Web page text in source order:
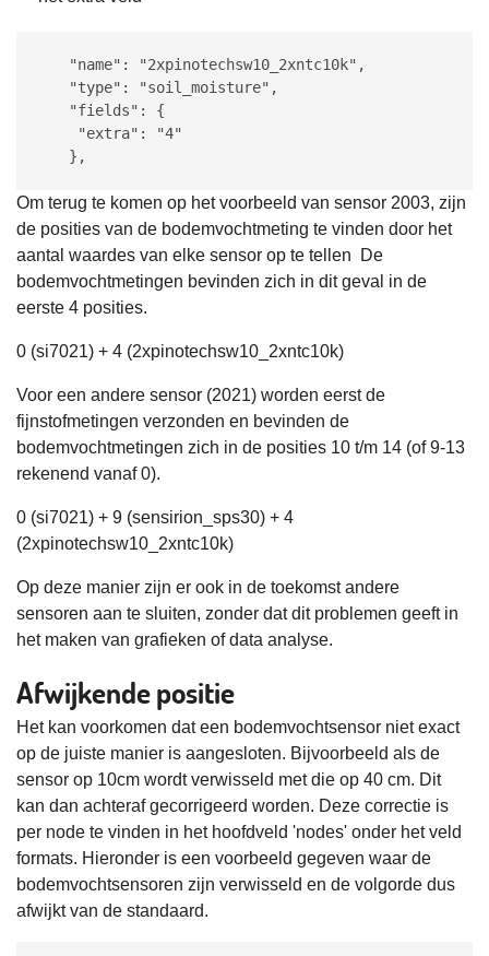
   "name": "2xpinotechsw10_2xntc10k",
   "type": "soil_moisture",
   "fields": {
    "extra": "4"
   },
Om terug te komen op het voorbeeld van sensor 2003, zijn
de posities van de bodemvochtmeting te vinden door het
aantal waardes van elke sensor op te tellen De
bodemvochtmetingen bevinden zich in dit geval in de
eerste 4 posities.
0 (si7021) + 4 (2xpinotechsw10_2xntc10k)
Voor een andere sensor (2021) worden eerst de
fijnstofmetingen verzonden en bevinden de
bodemvochtmetingen zich in de posities 10 t/m 14 (of 9-13
rekenend vanaf 0).
0 (si7021) + 9 (sensirion_sps30) + 4
(2xpinotechsw10_2xntc10k)
Op deze manier zijn er ook in de toekomst andere
sensoren aan te sluiten, zonder dat dit problemen geeft in
het maken van grafieken of data analyse.
Afwijkende positie
Het kan voorkomen dat een bodemvochtsensor niet exact
op de juiste manier is aangesloten. Bijvoorbeeld als de
sensor op 10cm wordt verwisseld met die op 40 cm. Dit
kan dan achteraf gecorrigeerd worden. Deze correctie is
per node te vinden in het hoofdveld 'nodes' onder het veld
formats. Hieronder is een voorbeeld gegeven waar de
bodemvochtsensoren zijn verwisseld en de volgorde dus
afwijkt van de standaard.